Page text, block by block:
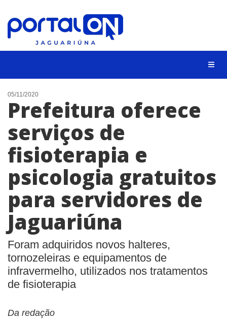
NOTÍCIAS
LISTA DIGITAL
CONTATO
ANUNCIE
BUSCAR
05/11/2020
Prefeitura oferece
serviços de
fisioterapia e
psicologia gratuitos
para servidores de
Jaguariúna
Foram adquiridos novos halteres,
tornozeleiras e equipamentos de
infravermelho, utilizados nos tratamentos
de fisioterapia
Da redação